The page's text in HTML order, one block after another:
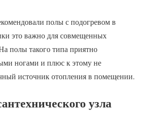
полы с подогревом в
это важно для совмещенных
полы такого типа приятно
ногами и плюс к этому не
источник отопления в помещении.
узла